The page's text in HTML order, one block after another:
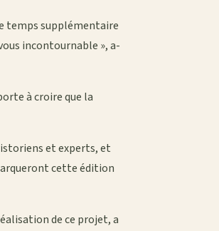
temps supplémentaire
incontournable », a-
à croire que la
et experts, et
cette édition
de ce projet, a